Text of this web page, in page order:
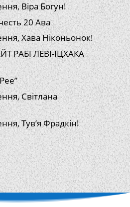
Віра Богун!
20 Ава
Хава Ніконьонок!
РАБІ ЛЕВІ-ІЦХАКА
Світлана
Тув’я Фрадкін!